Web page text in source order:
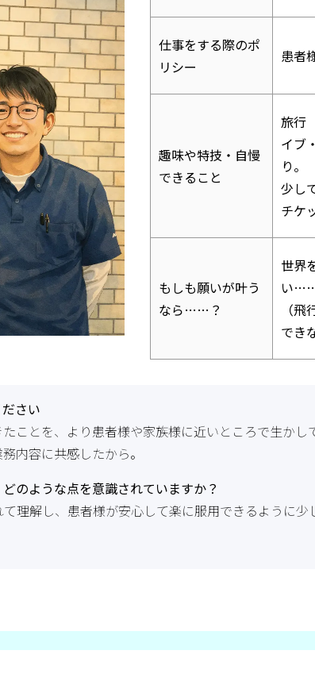
仕事をする際のポ
リシー
患者
趣味や特技・自慢
できること
旅行
イブ
り。
少し
チケ
もしも願いが叶う
なら……？
世界
い
（
でき
さい
ことを、より患者様や家族様に近いところで生か
内容に共感したから。
のような点を意識されていますか？
理解し、患者様が安心して楽に服用できるように